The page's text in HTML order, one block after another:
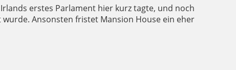
erstes Parlament hier kurz tagte, und noch
Ansonsten fristet Mansion House ein eher